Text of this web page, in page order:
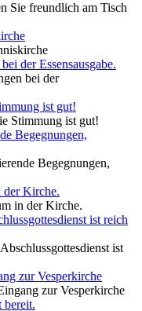
Sie freundlich am Tisch
bei der
Stimmung ist gut!
Begegnungen,
in der Kirche.
ist
zur Vesperkirche